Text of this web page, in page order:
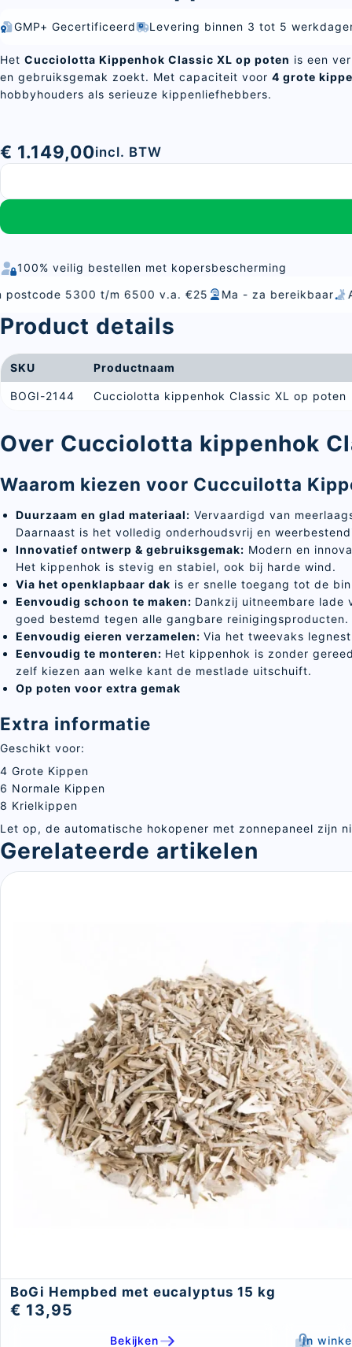
GMP+ Gecertificeerd Levering binnen 3 tot 5
HetCucciolotta Kippenhok Classic XL op poten is een
en gebruiksgemak zoekt. Met capaciteit voor4 grote
hobbyhouders als serieuze kippenliefhebbers.
€ 1.149,00incl. BTW
100% veilig bestellen met kopersbescherming
t/m 6500 v.a. €25
Ma - za bereikbaar Alles voor
Product details
SKU Productnaam
BOGI-2144 Cucciolotta kippenhok Classic XL op poten
Over Cucciolotta kippenhok
Waarom kiezen voor Cuccuilotta
Duurzaam en glad materiaal: Vervaardigd van
Daarnaast is het volledig onderhoudsvrij en
Innovatief ontwerp & gebruiksgemak: Modern en
Het kippenhok is stevig en stabiel, ook bij harde wind.
Via het openklapbaar dak is er snelle toegang tot de
Eenvoudig schoon te maken: Dankzij uitneembare lade
goed bestemd tegen alle gangbare reinigingsproducten.
Eenvoudig eieren verzamelen: Via het tweevaks
Eenvoudig te monteren: Het kippenhok is zonder
zelf kiezen aan welke kant de mestlade uitschuift.
Op poten voor extra gemak
Extra informatie
Geschikt voor:
4 Grote Kippen
6 Normale Kippen
8 Krielkippen
Let op, de automatische hokopener met zonnepaneel
Gerelateerde artikelen
BoGi Hempbed met eucalyptus 15 kg
€ 13,95
Bekijken In